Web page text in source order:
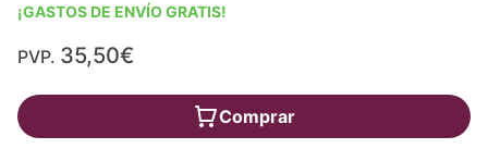
¡GASTOS DE ENVÍO GRATIS!
PVP. 35,50€
Comprar